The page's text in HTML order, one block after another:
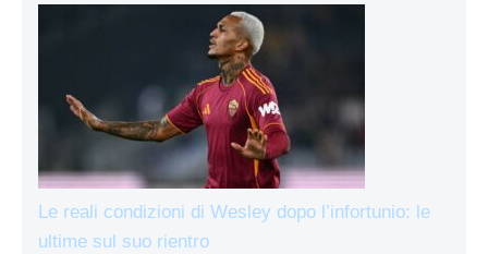
Le reali condizioni di Wesley dopo l’infortunio: le
ultime sul suo rientro